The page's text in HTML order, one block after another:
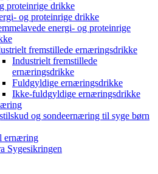
proteinrige drikke
og proteinrige drikke
energi- og proteinrige
fremstillede ernæringsdrikke
Industrielt fremstillede
ernæringsdrikke
Fuldgyldige ernæringsdrikke
Ikke-fuldgyldige ernæringsdrikke
og sondeernæring til syge børn
ernæring
Sygesikringen